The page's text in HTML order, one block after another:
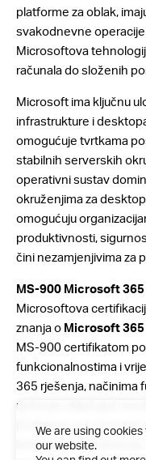
platforme za oblak,
svakodnevne
Microsoftova
računala do složenih
Microsoft ima ključnu
infrastrukture i
omogućuje tvrtkama
stabilnih serverskih
operativni sustav
okruženjima za
omogućuju
produktivnosti,
čini nezamjenjivima za
MS-900 Microsoft
Microsoftova
znanja o Microsoft 365
MS-900 certifikatom
funkcionalnostima i
365 rješenja, načinima
rješenja, uključujući
(Software as a
lokalnih i cloud rješenja.
We are using
our website.